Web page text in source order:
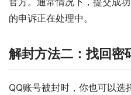
的申诉正在处理中。
解封方法二：找回密
QQ账号被封时，你也可以选